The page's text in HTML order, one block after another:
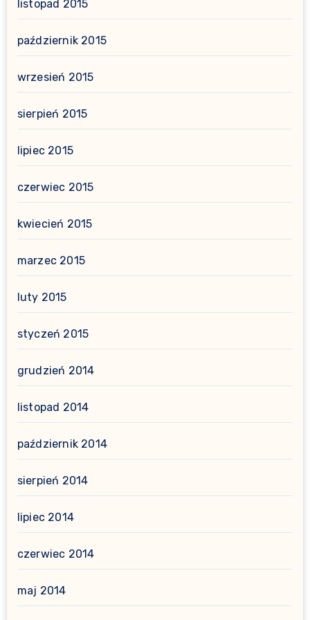
listopad 2015
październik 2015
wrzesień 2015
sierpień 2015
lipiec 2015
czerwiec 2015
kwiecień 2015
marzec 2015
luty 2015
styczeń 2015
grudzień 2014
listopad 2014
październik 2014
sierpień 2014
lipiec 2014
czerwiec 2014
maj 2014